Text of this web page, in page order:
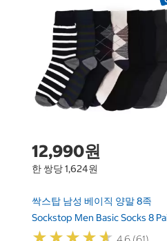
12,990원
한 쌍당 1,624원
싹스탑 남성 베이직 양말 8족
Sockstop Men Basic Socks 8